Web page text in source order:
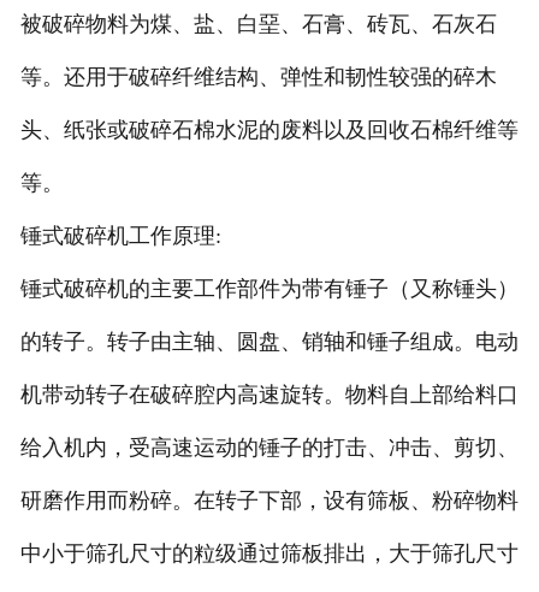
被破碎物料为煤、盐、白堊、石膏、砖瓦、石灰石
等。还用于破碎纤维结构、弹性和韧性较强的碎木
头、纸张或破碎石棉水泥的废料以及回收石棉纤维等
等。
锤式破碎机工作原理:
锤式破碎机的主要工作部件为带有锤子（又称锤头）
的转子。转子由主轴、圆盘、销轴和锤子组成。电动
机带动转子在破碎腔内高速旋转。物料自上部给料口
给入机内，受高速运动的锤子的打击、冲击、剪切、
研磨作用而粉碎。在转子下部，设有筛板、粉碎物料
中小于筛孔尺寸的粒级通过筛板排出，大于筛孔尺寸